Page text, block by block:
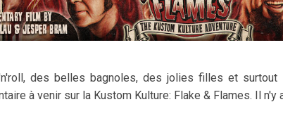
des belles bagnoles, des jolies filles et
à venir sur la Kustom Kulture: Flake & Flames. Il n'y